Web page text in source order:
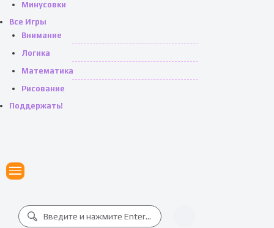
Минусовки
Все Игры
Внимание
Логика
Математика
Рисование
Поддержать!